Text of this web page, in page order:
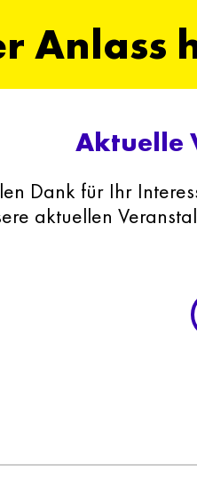
Anlass
Aktuelle
Dank für Ihr
aktuellen